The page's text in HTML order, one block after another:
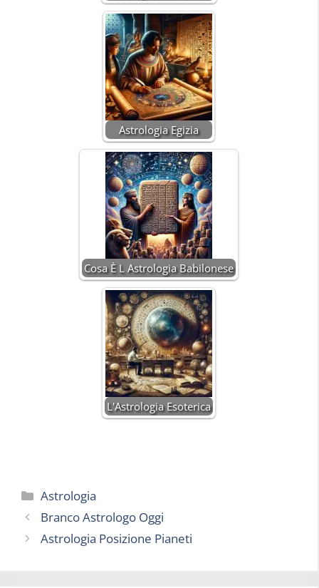
Astrologia Egizia
Cosa È L Astrologia Babilonese
L'Astrologia Esoterica
Categorie
Astrologia
Branco Astrologo Oggi
Astrologia Posizione Pianeti